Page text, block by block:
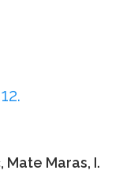
Maras, I.